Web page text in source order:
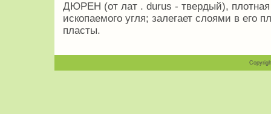
ДЮРЕН (от лат . durus - твердый), плотная
ископаемого угля; залегает слоями в его
пласты.